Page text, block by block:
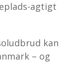
agtigt
kan
– og